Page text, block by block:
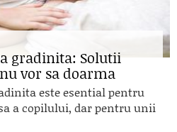
gradinita: Solutii
vor sa doarma
este esential pentru
a copilului, dar pentru unii